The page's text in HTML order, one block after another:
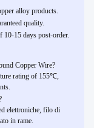
alloy products.
quality.
15 days post-order.
Copper Wire?
rating of 155℃,
elettroniche, filo di
in rame.